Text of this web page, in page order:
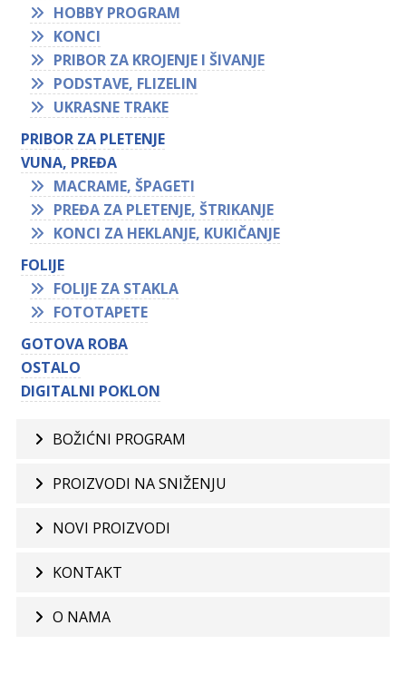
HOBBY PROGRAM
KONCI
PRIBOR ZA KROJENJE I ŠIVANJE
PODSTAVE, FLIZELIN
UKRASNE TRAKE
PRIBOR ZA PLETENJE
VUNA, PREĐA
MACRAME, ŠPAGETI
PREĐA ZA PLETENJE, ŠTRIKANJE
KONCI ZA HEKLANJE, KUKIČANJE
FOLIJE
FOLIJE ZA STAKLA
FOTOTAPETE
GOTOVA ROBA
OSTALO
DIGITALNI POKLON
BOŽIĆNI PROGRAM
PROIZVODI NA SNIŽENJU
NOVI PROIZVODI
KONTAKT
O NAMA